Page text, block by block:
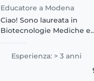
Educatore a Modena
Ciao! Sono laureata in
Biotecnologie Mediche e
settembre. Mi rendo
a Modena per
Esperienza: > 3 anni